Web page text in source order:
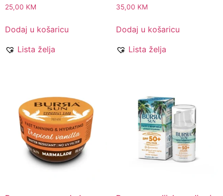
25,00 KM
Dodaj u košaricu
Lista želja
35,00 KM
Dodaj u košaricu
Lista želja